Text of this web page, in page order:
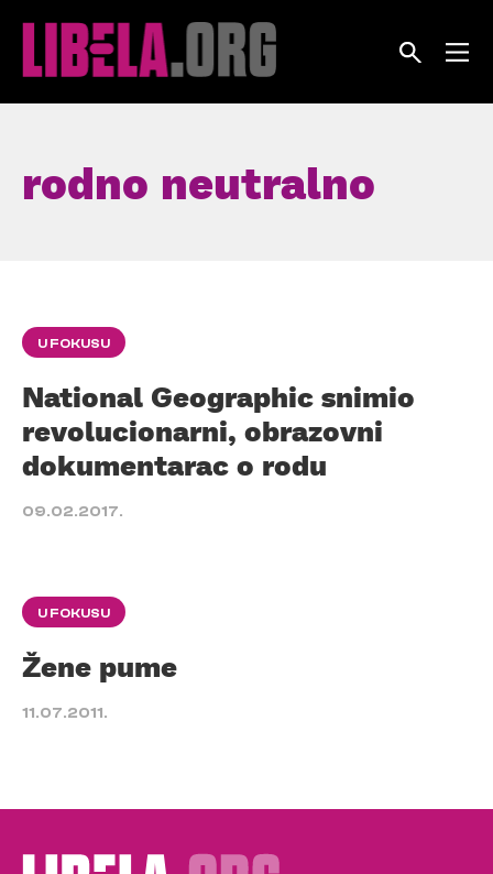
rodno neutralno
U FOKUSU
National Geographic snimio
revolucionarni, obrazovni
dokumentarac o rodu
09.02.2017.
U FOKUSU
Žene pume
11.07.2011.